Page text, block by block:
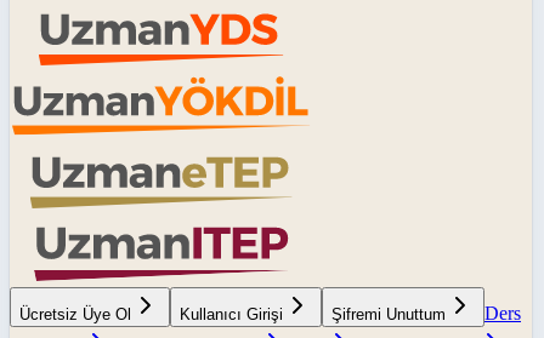
Ücretsiz Üye Ol Kullanıcı Girişi Şifremi Unuttum
Ders